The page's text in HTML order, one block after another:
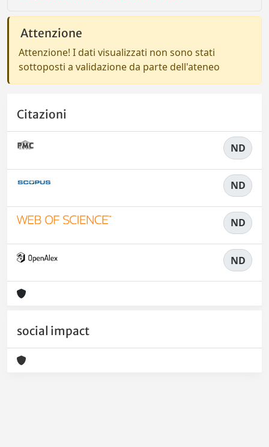
Attenzione
Attenzione! I dati visualizzati non sono stati
sottoposti a validazione da parte dell'ateneo
Citazioni
ND
ND
ND
ND
social impact